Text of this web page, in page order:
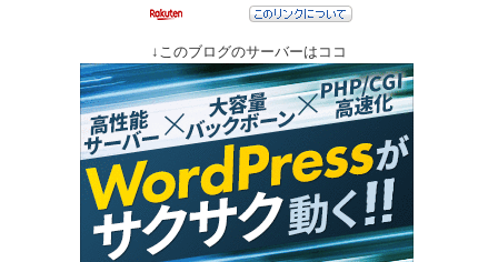
↓このブログのサーバーはココ